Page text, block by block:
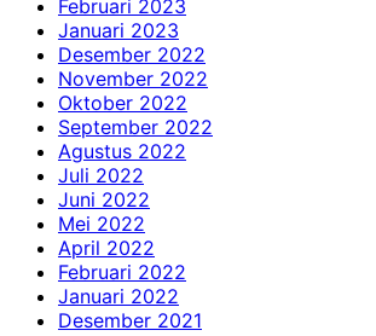
Februari 2023
Januari 2023
Desember 2022
November 2022
Oktober 2022
September 2022
Agustus 2022
Juli 2022
Juni 2022
Mei 2022
April 2022
Februari 2022
Januari 2022
Desember 2021